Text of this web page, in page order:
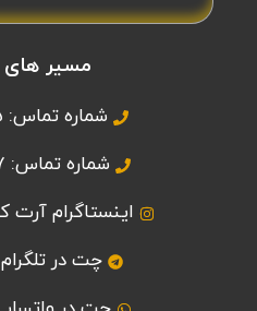
مسیر های
شماره تماس: 09120327425
شماره تماس: 09918865877
اینستاگرام
چت در